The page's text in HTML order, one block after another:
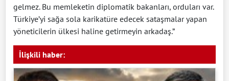
gelmez. Bu memleketin diplomatik bakanları, orduları var.
Türkiye’yi sağa sola karikatüre edecek sataşmalar yapan
yöneticilerin ülkesi haline getirmeyin arkadaş.”
İlişkili haber: